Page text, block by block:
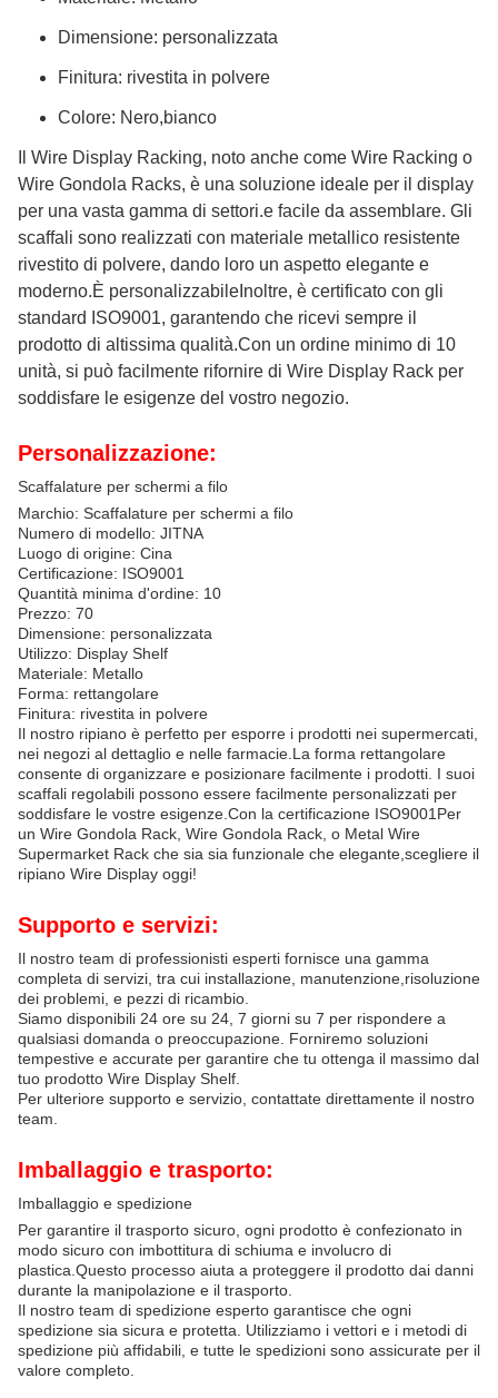
Dimensione: personalizzata
Finitura: rivestita in polvere
Colore: Nero,bianco
Il Wire Display Racking, noto anche come Wire Racking o
Wire Gondola Racks, è una soluzione ideale per il display
per una vasta gamma di settori.e facile da assemblare. Gli
scaffali sono realizzati con materiale metallico resistente
rivestito di polvere, dando loro un aspetto elegante e
moderno.È personalizzabileInoltre, è certificato con gli
standard ISO9001, garantendo che ricevi sempre il
prodotto di altissima qualità.Con un ordine minimo di 10
unità, si può facilmente rifornire di Wire Display Rack per
soddisfare le esigenze del vostro negozio.
Personalizzazione:
Scaffalature per schermi a filo
Marchio: Scaffalature per schermi a filo
Numero di modello: JITNA
Luogo di origine: Cina
Certificazione: ISO9001
Quantità minima d'ordine: 10
Prezzo: 70
Dimensione: personalizzata
Utilizzo: Display Shelf
Materiale: Metallo
Forma: rettangolare
Finitura: rivestita in polvere
Il nostro ripiano è perfetto per esporre i prodotti nei supermercati,
nei negozi al dettaglio e nelle farmacie.La forma rettangolare
consente di organizzare e posizionare facilmente i prodotti. I suoi
scaffali regolabili possono essere facilmente personalizzati per
soddisfare le vostre esigenze.Con la certificazione ISO9001Per
un Wire Gondola Rack, Wire Gondola Rack, o Metal Wire
Supermarket Rack che sia sia funzionale che elegante,scegliere il
ripiano Wire Display oggi!
Supporto e servizi:
Il nostro team di professionisti esperti fornisce una gamma
completa di servizi, tra cui installazione, manutenzione,risoluzione
dei problemi, e pezzi di ricambio.
Siamo disponibili 24 ore su 24, 7 giorni su 7 per rispondere a
qualsiasi domanda o preoccupazione. Forniremo soluzioni
tempestive e accurate per garantire che tu ottenga il massimo dal
tuo prodotto Wire Display Shelf.
Per ulteriore supporto e servizio, contattate direttamente il nostro
team.
Imballaggio e trasporto:
Imballaggio e spedizione
Per garantire il trasporto sicuro, ogni prodotto è confezionato in
modo sicuro con imbottitura di schiuma e involucro di
plastica.Questo processo aiuta a proteggere il prodotto dai danni
durante la manipolazione e il trasporto.
Il nostro team di spedizione esperto garantisce che ogni
spedizione sia sicura e protetta. Utilizziamo i vettori e i metodi di
spedizione più affidabili, e tutte le spedizioni sono assicurate per il
valore completo.